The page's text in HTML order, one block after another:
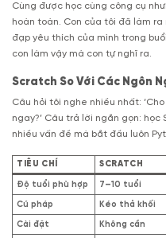
Cùng được học cùng công cụ
hoàn toàn. Con của tôi đã làm
đạp yêu thích của mình trong
con làm vậy mà con tự nghĩ ra.
Scratch So Với Các Ngôn
Câu hỏi tôi nghe nhiều nhất:
ngay?’ Câu trả lời ngắn gọn:
nhiều vấn đề mà bắt đầu luôn
TIÊU CHÍ SCRATCH
Độ tuổi phù hợp 7–10 tuổi
Cú pháp Kéo thả khối
Cài đặt Không cần